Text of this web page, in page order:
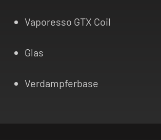
Vaporesso GTX Coil
Glas
Verdampferbase